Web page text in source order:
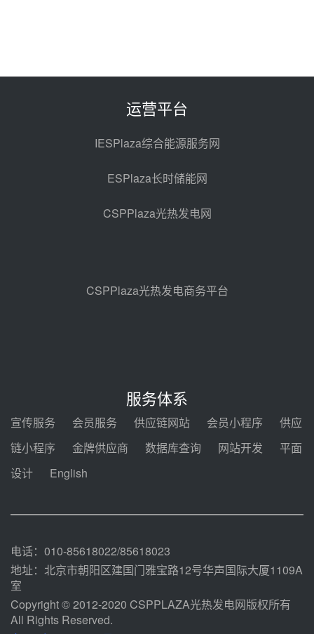
光热示范电站二列蒸汽发生器设备
热发电工程EPC总承包项目熔盐截
昊森机电中标新疆华电天山北麓基
地100MW光热发电工程EPC总承
包项目熔盐介质超声波流量计采购
前天 08-05 17:09
前天 08-05 14:48
2026-2029年熔盐介质框架协议
中能建华中试研院中标重能新疆
100MW光热项目机组调试及性能
规模化助力构建绿色低碳电力供给
运营平台
IESPlaza综合能源服务网
ESPlaza长时储能网
CSPPlaza光热发电网
CSPPlaza光热发电商务平台
服务体系
宣传服务 会员服务 供应链网站 会员小程序
供应
链小程序
金牌供应商 数据库查询 网站开发
平面
设计
English
电话：010-85618022/85618023
地址：北京市朝阳区建国门雅宝路12号华声国际大厦1109A
室
Copyright © 2012-2020 CSPPLAZA光热发电网版权所有
All Rights Reserved.